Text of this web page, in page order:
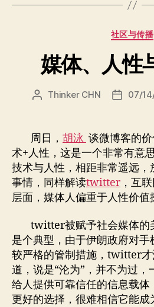
分
社区与传播
媒体、人性
文
者
Thinker CHN
发
期
07/
周日， 胡泳 谈微博客的
术+人性，这是一个非常有意
技术与人性，相距非常遥远
事情，同样解读twitter，互
层面，媒体人偏重于人性价值
twitter被赋予社会媒体的
是个典型，由于伊朗政府对
较严格的管制措施，twitter
道，说是“沦为”，并不为过
给人提供可靠信任的信息载
更好的选择，很难相信它能成